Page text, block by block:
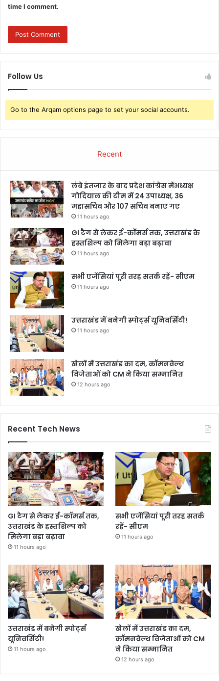
time I comment.
Follow Us
Go to the Arqam options page to set your social accounts.
Recent
लंबे इंतजार के बाद प्रदेश कांग्रेस मेंअध्यक्ष
गोदियाल की टीम में 24 उपाध्यक्ष, 36
महासचिव और 107 सचिव बनाए गए
11 hours ago
GI टैग से लेकर ई-कॉमर्स तक, उत्तराखंड के
हस्तशिल्प को मिलेगा बड़ा बढ़ावा
11 hours ago
सभी एजेंसियां पूरी तरह सतर्क रहें- सीएम
11 hours ago
उत्तराखंड में बनेगी स्पोर्ट्स यूनिवर्सिटी!
11 hours ago
खेलों में उत्तराखंड का दम, कॉमनवेल्थ
विजेताओं को CM ने किया सम्मानित
12 hours ago
Recent Tech News
GI टैग से लेकर ई-कॉमर्स तक,
उत्तराखंड के हस्तशिल्प को
मिलेगा बड़ा बढ़ावा
11 hours ago
सभी एजेंसियां पूरी तरह सतर्क
रहें- सीएम
11 hours ago
उत्तराखंड में बनेगी स्पोर्ट्स
यूनिवर्सिटी!
11 hours ago
खेलों में उत्तराखंड का दम,
कॉमनवेल्थ विजेताओं को CM
ने किया सम्मानित
12 hours ago